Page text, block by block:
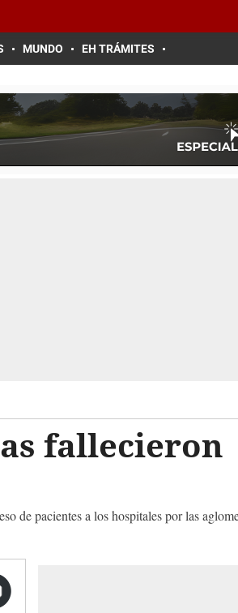
MUNDO EH TRÁMITES
fallecieron
de pacientes a los hospitales por las